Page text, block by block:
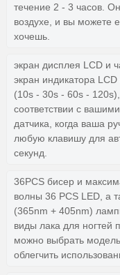
течение 2 - 3 часов.
воздухе, и вы можете
хочешь.
экран дисплея LCD и
экран индикатора
(10s - 30s - 60s -
соответствии с
датчика, когда ваша
любую клавишу для
секунд.
36PCS бисер и
волны 36 PCS LED, а
(365nm + 405nm)
виды лака для ногтей
можно выбрать
облегчить